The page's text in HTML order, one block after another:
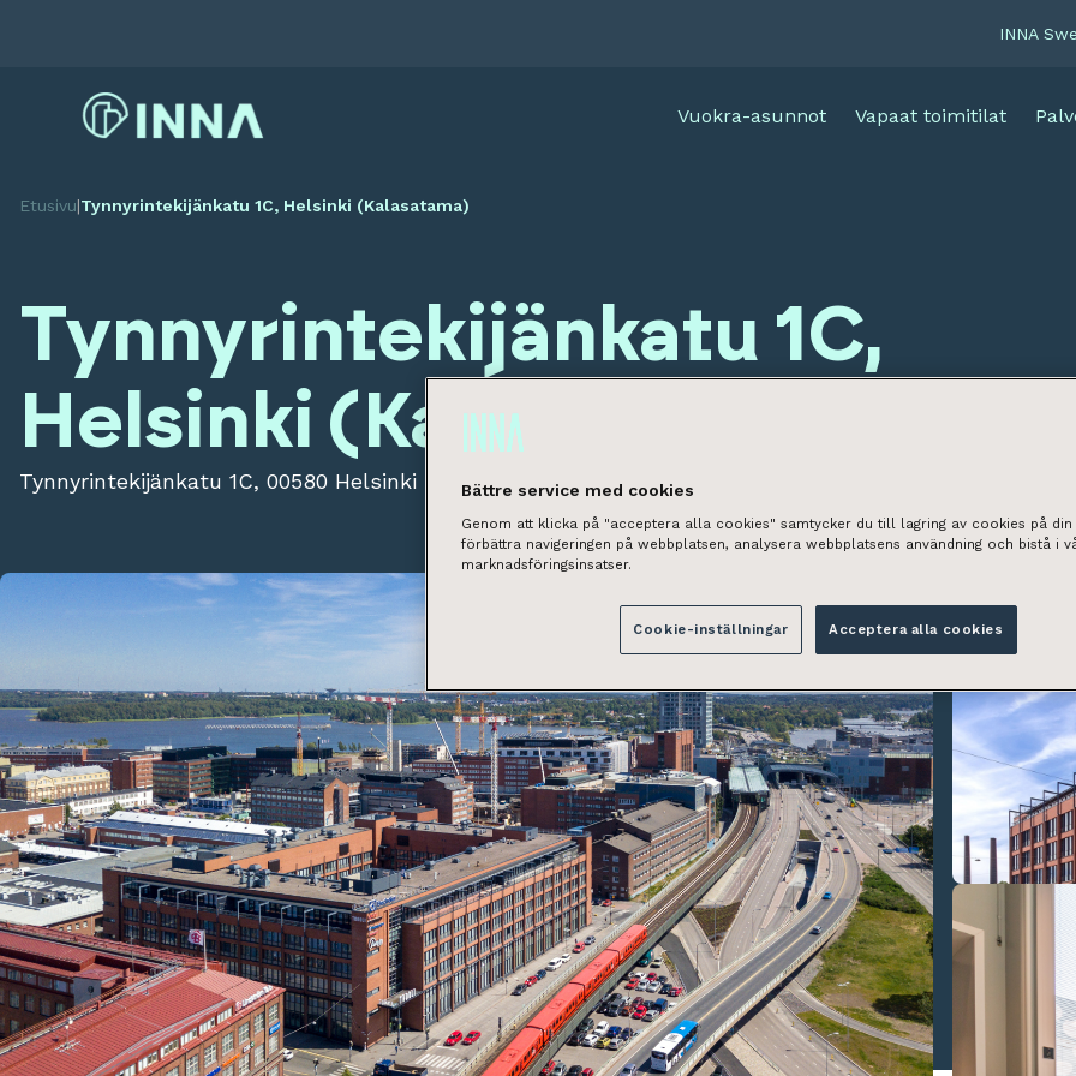
INNA
Vuokra-asunnot Vapaat toimitilat
Etusivu|Tynnyrintekijänkatu 1C, Helsinki (Kalasatama)
Tynnyrintekijänkatu 1C,
Helsinki (Kalasatama)
Tynnyrintekijänkatu 1C, 00580 Helsinki Bättre service med cookies
Genom att klicka på "acceptera alla cookies" samtycker du till lagring av cookies på
förbättra navigeringen på webbplatsen, analysera webbplatsens användning och bistå i
marknadsföringsinsatser.
Cookie-inställningar Acceptera alla cookies